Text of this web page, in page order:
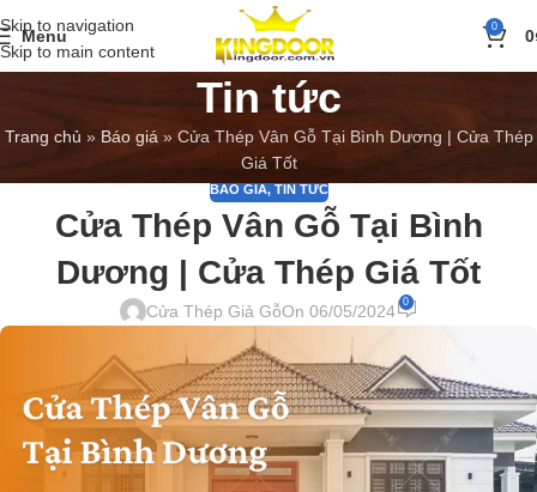
Skip to navigation
Skip to main content
Menu 0 0
Tin tức
Trang chủ » Báo giá » Cửa Thép Vân Gỗ Tại Bình Dương | Cửa Thép
Giá Tốt
BÁO GIÁ, TIN TỨC
Cửa Thép Vân Gỗ Tại Bình
Dương | Cửa Thép Giá Tốt
Cửa Thép Giả GỗOn 06/05/2024 0